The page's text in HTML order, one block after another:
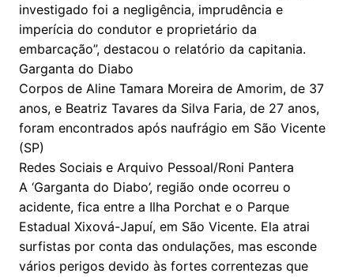
investigado foi a negligência, imprudência e
imperícia do condutor e proprietário da
embarcação”, destacou o relatório da capitania.
Garganta do Diabo
Corpos de Aline Tamara Moreira de Amorim, de 37
anos, e Beatriz Tavares da Silva Faria, de 27 anos,
foram encontrados após naufrágio em São Vicente
(SP)
Redes Sociais e Arquivo Pessoal/Roni Pantera
A ‘Garganta do Diabo’, região onde ocorreu o
acidente, fica entre a Ilha Porchat e o Parque
Estadual Xixová-Japuí, em São Vicente. Ela atrai
surfistas por conta das ondulações, mas esconde
vários perigos devido às fortes correntezas que